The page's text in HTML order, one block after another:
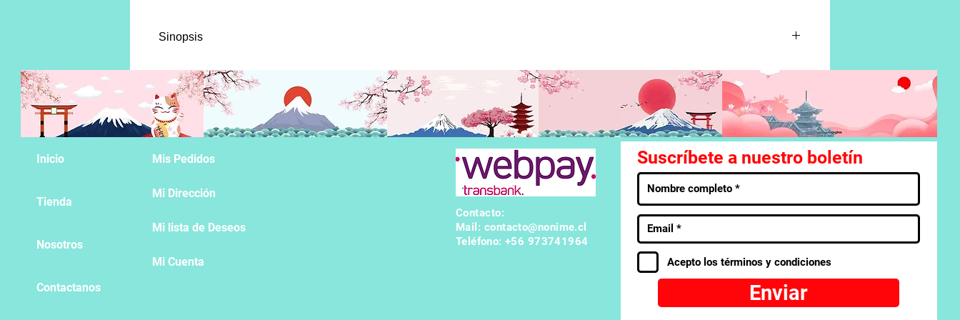
Sinopsis
capaz de moverse. Sin embargo, las negociaciones entre ellos se han roto definitivamente y ahora se ve obligado a
enfrentarse a Mahito. Pero… ¡¿acaso Muta está llevando a cabo un plan secreto con el que escapar de una muerte segura?!
Inicio
Tienda
Nosotros
Contactanos
Mis Pedidos
Mi Dirección
Mi lista de Deseos
Mi Cuenta
Contacto:
Mail: contacto@nonime.cl
Teléfono: +56 973741964
Suscríbete a nuestro boletín
Acepto los términos y condiciones
Enviar